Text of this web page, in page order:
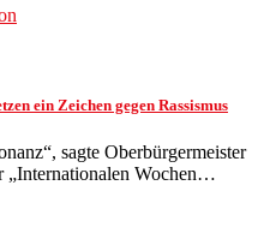
ein Zeichen gegen Rassismus
sagte Oberbürgermeister
„Internationalen Wochen…